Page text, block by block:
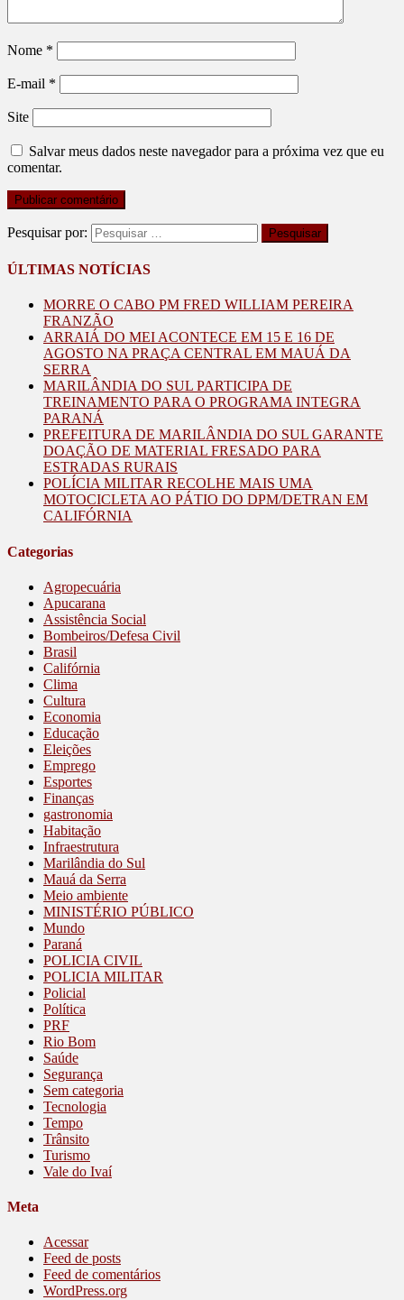
Nome *
E-mail *
Site
Salvar meus dados neste navegador para a próxima vez que eu
comentar.
Pesquisar por:
ÚLTIMAS NOTÍCIAS
MORRE O CABO PM FRED WILLIAM PEREIRA
FRANZÃO
ARRAIÁ DO MEI ACONTECE EM 15 E 16 DE
AGOSTO NA PRAÇA CENTRAL EM MAUÁ DA
SERRA
MARILÂNDIA DO SUL PARTICIPA DE
TREINAMENTO PARA O PROGRAMA INTEGRA
PARANÁ
PREFEITURA DE MARILÂNDIA DO SUL GARANTE
DOAÇÃO DE MATERIAL FRESADO PARA
ESTRADAS RURAIS
POLÍCIA MILITAR RECOLHE MAIS UMA
MOTOCICLETA AO PÁTIO DO DPM/DETRAN EM
CALIFÓRNIA
Categorias
Agropecuária
Apucarana
Assistência Social
Bombeiros/Defesa Civil
Brasil
Califórnia
Clima
Cultura
Economia
Educação
Eleições
Emprego
Esportes
Finanças
gastronomia
Habitação
Infraestrutura
Marilândia do Sul
Mauá da Serra
Meio ambiente
MINISTÉRIO PÚBLICO
Mundo
Paraná
POLICIA CIVIL
POLICIA MILITAR
Policial
Política
PRF
Rio Bom
Saúde
Segurança
Sem categoria
Tecnologia
Tempo
Trânsito
Turismo
Vale do Ivaí
Meta
Acessar
Feed de posts
Feed de comentários
WordPress.org